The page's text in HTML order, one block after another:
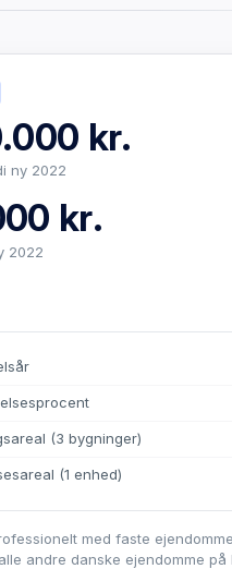
kr.
ny 2022
kr.
2022
(3 bygninger)
(1 enhed)
med faste
andre danske ejendomme på